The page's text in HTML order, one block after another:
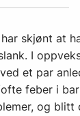
skjønt at
I
et par
feber i
og blitt